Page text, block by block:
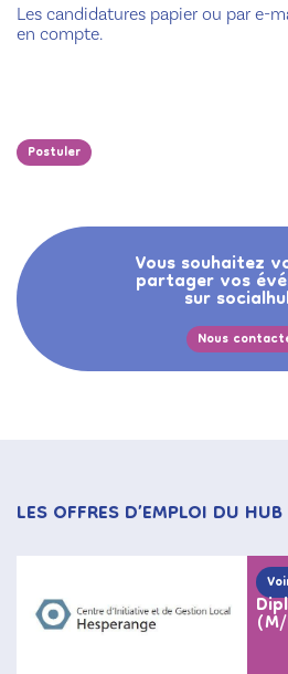
Les candidatures papier ou par e-
en compte.
Postuler
Vous souhaitez
partager vos
sur
Nous
LES OFFRES D’EMPLOI DU HUB